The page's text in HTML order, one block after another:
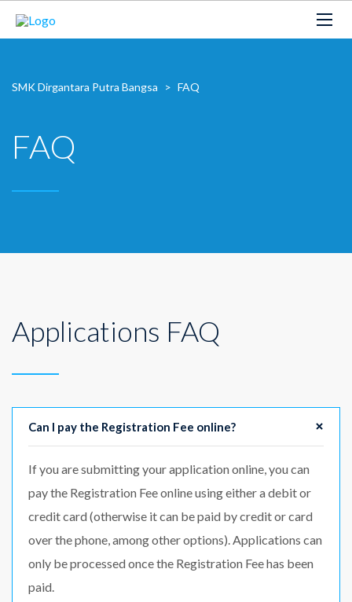
SMK Dirgantara Putra Bangsa > FAQ
FAQ
Applications FAQ
Can I pay the Registration Fee online?
If you are submitting your application online, you can
pay the Registration Fee online using either a debit or
credit card (otherwise it can be paid by credit or card
over the phone, among other options). Applications can
only be processed once the Registration Fee has been
paid.